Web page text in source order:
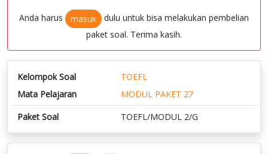
Anda harus masuk
dulu untuk bisa melakukan pembelian
paket soal. Terima kasih.
Kelompok Soal
TOEFL
Mata Pelajaran
MODUL PAKET 27
Paket Soal
TOEFL/MODUL 2/G